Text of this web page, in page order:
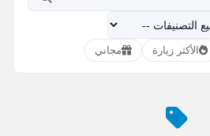
الأكثر زيارة مجاني